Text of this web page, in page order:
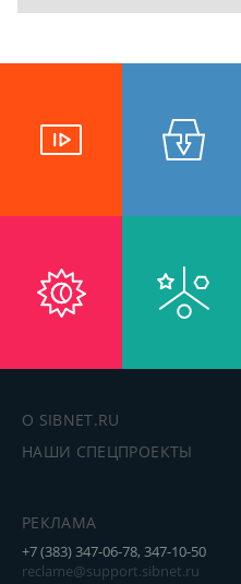
О SIBNET.RU
НАШИ СПЕЦПРОЕКТЫ
РЕКЛАМА
+7 (383) 347-06-78, 347-10-50
reclame@support.sibnet.ru